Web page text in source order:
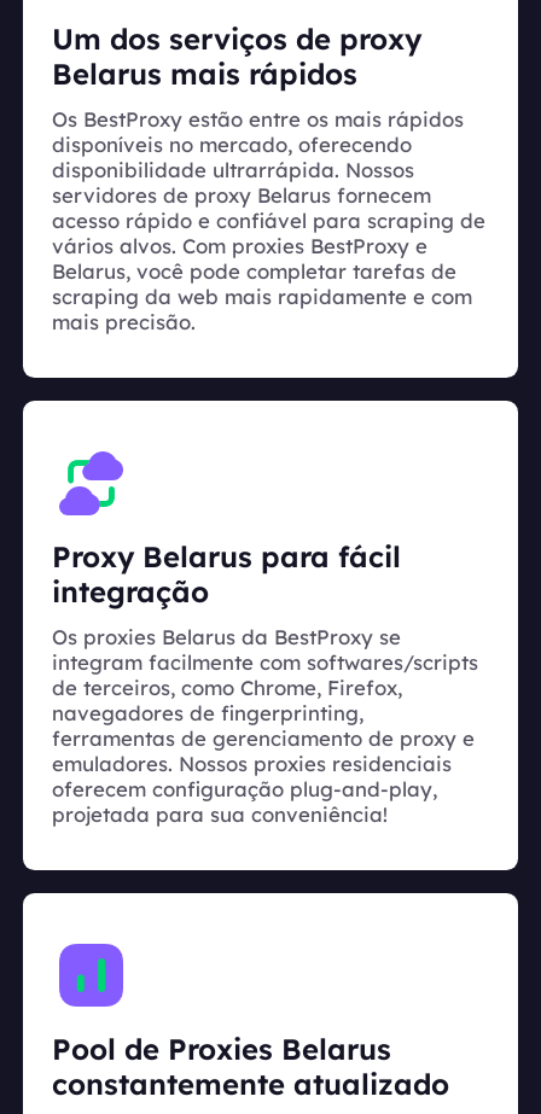
Um dos serviços de proxy
Belarus mais rápidos
Os BestProxy estão entre os mais rápidos
disponíveis no mercado, oferecendo
disponibilidade ultrarrápida. Nossos
servidores de proxy Belarus fornecem
acesso rápido e confiável para scraping de
vários alvos. Com proxies BestProxy e
Belarus, você pode completar tarefas de
scraping da web mais rapidamente e com
mais precisão.
Proxy Belarus para fácil
integração
Os proxies Belarus da BestProxy se
integram facilmente com softwares/scripts
de terceiros, como Chrome, Firefox,
navegadores de fingerprinting,
ferramentas de gerenciamento de proxy e
emuladores. Nossos proxies residenciais
oferecem configuração plug-and-play,
projetada para sua conveniência!
Pool de Proxies Belarus
constantemente atualizado